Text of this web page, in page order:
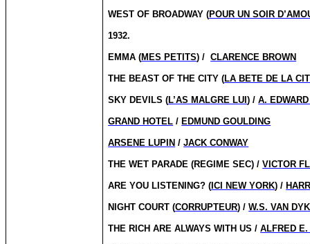
WEST OF BROADWAY (POUR UN SOIR
1932.
EMMA (MES PETITS) / CLARENCE BROWN
THE BEAST OF THE CITY (LA BETE DE LA
SKY DEVILS (L’AS MALGRE LUI) /A.
GRAND HOTEL / EDMUND GOULDING
ARSENE LUPIN /JACK CONWAY
THE WET PARADE (REGIME SEC) /VICTOR
ARE YOU LISTENING? ( ICI NEW YORK) /
NIGHT COURT (CORRUPTEUR) /W.S. VAN
THE RICH ARE ALWAYS WITH US /ALFRED E.